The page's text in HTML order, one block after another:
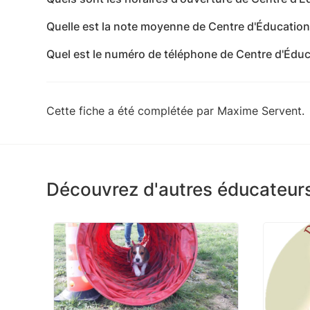
Causses-et-Veyran - Hérault
Les horaires d'ouverture de Centre d'Éducation
Fermé - mardi: Fermé - mercredi: 09:00-17:00 -
dimanche: 09:00-12:00
Quelle est la note moyenne de Centre
Centre d'Éducation Canine de Causses-et-
Quel est le numéro de téléphone de Centre
Cette fiche a été complétée par Maxime Servent.
Découvrez d'autres